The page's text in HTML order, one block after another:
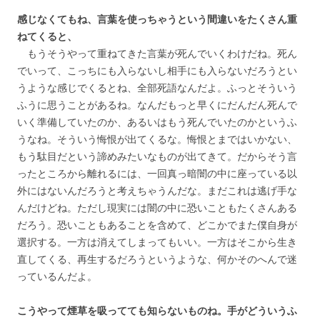
感じなくてもね、言葉を使っちゃうという間違いをたくさん重
ねてくると、
もうそうやって重ねてきた言葉が死んでいくわけだね。死ん
でいって、こっちにも入らないし相手にも入らないだろうとい
うような感じでくるとね、全部死語なんだよ。ふっとそういう
ふうに思うことがあるね。なんだもっと早くにだんだん死んで
いく準備していたのか、あるいはもう死んでいたのかというふ
うなね。そういう悔恨が出てくるな。悔恨とまではいかない、
もう駄目だという諦めみたいなものが出てきて。だからそう言
ったところから離れるには、一回真っ暗闇の中に座っている以
外にはないんだろうと考えちゃうんだな。まだこれは逃げ手な
んだけどね。ただし現実には闇の中に恐いこともたくさんある
だろう。恐いこともあることを含めて、どこかでまた僕自身が
選択する。一方は消えてしまってもいい。一方はそこから生き
直してくる、再生するだろうというような、何かそのへんで迷
っているんだよ。
こうやって煙草を吸ってても知らないものね。手がどういうふ